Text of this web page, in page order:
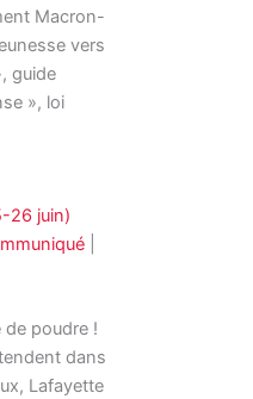
Macron-
vers
guide
», loi
26 juin)
de poudre !
dans
Lafayette